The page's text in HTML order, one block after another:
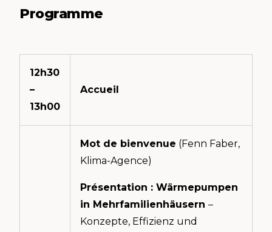
Programme
12h30
–
13h00
Accueil
Mot de bienvenue (Fenn Faber,
Klima-Agence)
Présentation : Wärmepumpen
in Mehrfamilienhäusern –
Konzepte, Effizienz und